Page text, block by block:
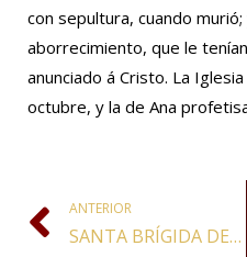
con sepultura, cuando
aborrecimiento, que le
anunciado á Cristo. La
octubre, y la de Ana
ANTERIOR
SANTA BRÍGIDA DE ESCOCIA, VÍRGEN